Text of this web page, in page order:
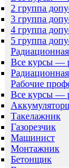
2 группа
3 группа
4 группа
5 группа
Все курсы —
Рабочие
Все курсы —
Такелажник
Газорезчик
Машинист
Монтажник
Бетонщик